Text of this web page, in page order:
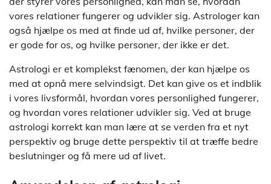
vores relationer fungerer og udvikler sig. Astrologer kan
også hjælpe os med at finde ud af, hvilke personer, der
er gode for os, og hvilke personer, der ikke er det.
Astrologi er et komplekst fænomen, der kan hjælpe os
med at opnå mere selvindsigt. Det kan give os et indblik
i vores livsformål, hvordan vores personlighed fungerer,
og hvordan vores relationer udvikler sig. Ved at bruge
astrologi korrekt kan man lære at se verden fra et nyt
perspektiv og bruge dette perspektiv til at træffe bedre
beslutninger og få mere ud af livet.